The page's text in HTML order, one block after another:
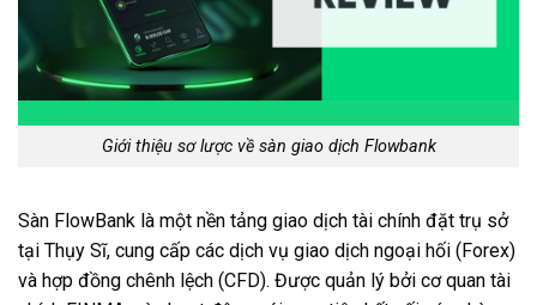
Giới thiệu sơ lược về sàn giao dịch Flowbank
Sàn FlowBank là một nền tảng giao dịch tài chính đặt trụ sở
tại Thụy Sĩ, cung cấp các dịch vụ giao dịch ngoại hối (Forex)
và hợp đồng chênh lệch (CFD). Được quản lý bởi cơ quan tài